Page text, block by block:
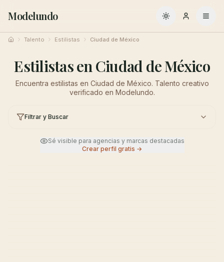
Modelundo Cambiar a oscuro
Inicio Talento Estilistas Ciudad de México
Estilistas en Ciudad de México
Encuentra estilistas en Ciudad de México. Talento creativo
verificado en Modelundo.
Filtrar y Buscar
Sé visible para agencias y marcas destacadas
Crear perfil gratis →